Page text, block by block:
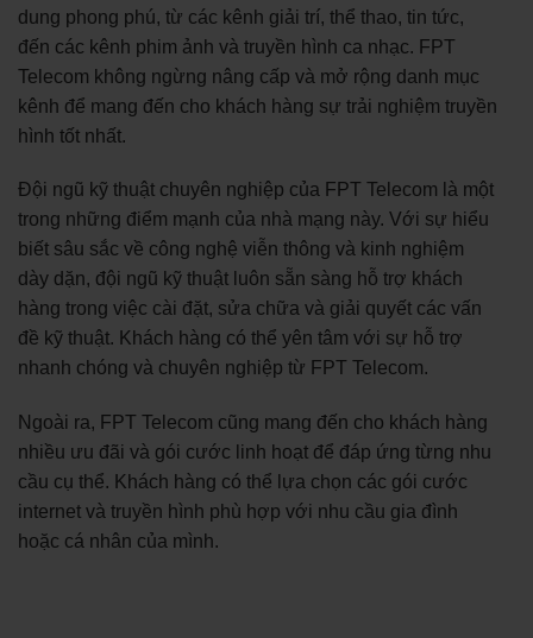
dung phong phú, từ các kênh giải trí, thể thao, tin tức,
đến các kênh phim ảnh và truyền hình ca nhạc. FPT
Telecom không ngừng nâng cấp và mở rộng danh mục
kênh để mang đến cho khách hàng sự trải nghiệm truyền
hình tốt nhất.
Đội ngũ kỹ thuật chuyên nghiệp của FPT Telecom là một
trong những điểm mạnh của nhà mạng này. Với sự hiểu
biết sâu sắc về công nghệ viễn thông và kinh nghiệm
dày dặn, đội ngũ kỹ thuật luôn sẵn sàng hỗ trợ khách
hàng trong việc cài đặt, sửa chữa và giải quyết các vấn
đề kỹ thuật. Khách hàng có thể yên tâm với sự hỗ trợ
nhanh chóng và chuyên nghiệp từ FPT Telecom.
Ngoài ra, FPT Telecom cũng mang đến cho khách hàng
nhiều ưu đãi và gói cước linh hoạt để đáp ứng từng nhu
cầu cụ thể. Khách hàng có thể lựa chọn các gói cước
internet và truyền hình phù hợp với nhu cầu gia đình
hoặc cá nhân của mình.